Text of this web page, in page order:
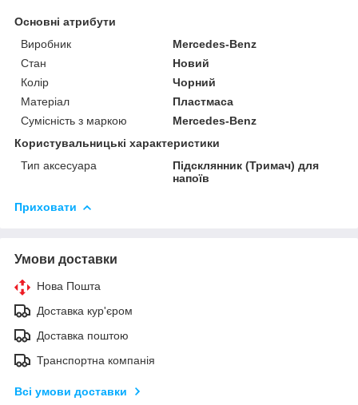
Основні атрибути
Виробник
Mercedes-Benz
Стан
Новий
Колір
Чорний
Матеріал
Пластмаса
Сумісність з маркою
Mercedes-Benz
Користувальницькі характеристики
Тип аксесуара
Підсклянник (Тримач) для
напоїв
Приховати
Умови доставки
Нова Пошта
Доставка кур'єром
Доставка поштою
Транспортна компанія
Всі умови доставки